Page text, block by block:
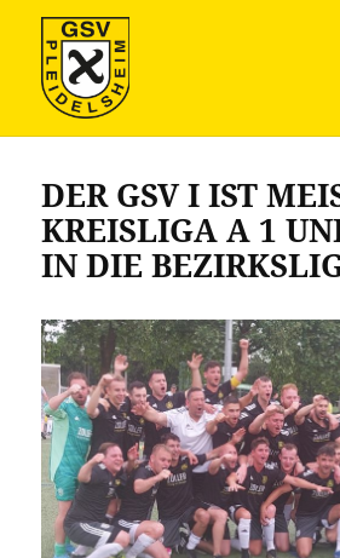
DER GSV I IST
KREISLIGA A 1
IN DIE